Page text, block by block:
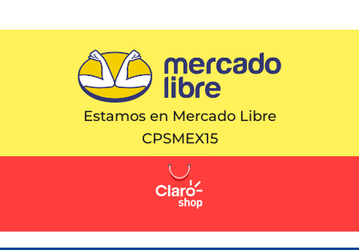
Estamos en Mercado Libre
CPSMEX15